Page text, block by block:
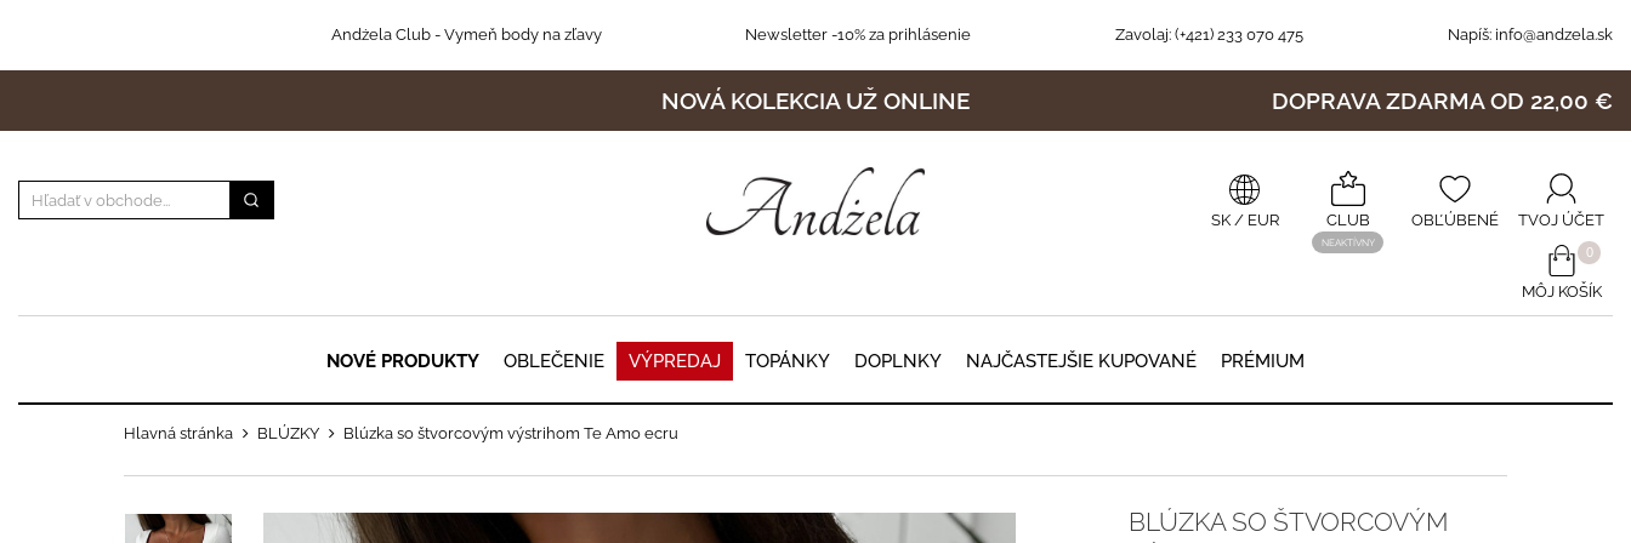
Andżela Club- Vymeň body na zľavy Newsletter -10% za prihlásenie Zavolaj: (+421) 233 070 475 Napíš: info@andzela.sk
NOVÁ KOLEKCIA UŽ ONLINE DOPRAVA ZDARMA OD 22,00 €
SK/ EUR CLUB
NEAKTÍVNY
OBĽÚBENÉ TVOJ ÚČET
0
MÔJ KOŠÍK
NOVÉ PRODUKTY OBLEČENIE VÝPREDAJ TOPÁNKY DOPLNKY NAJČASTEJŠIE KUPOVANÉ PRÉMIUM
Hlavná stránka BLÚZKY Blúzka so štvorcovým výstrihom Te Amo ecru
BLÚZKA SO ŠTVORCOVÝM